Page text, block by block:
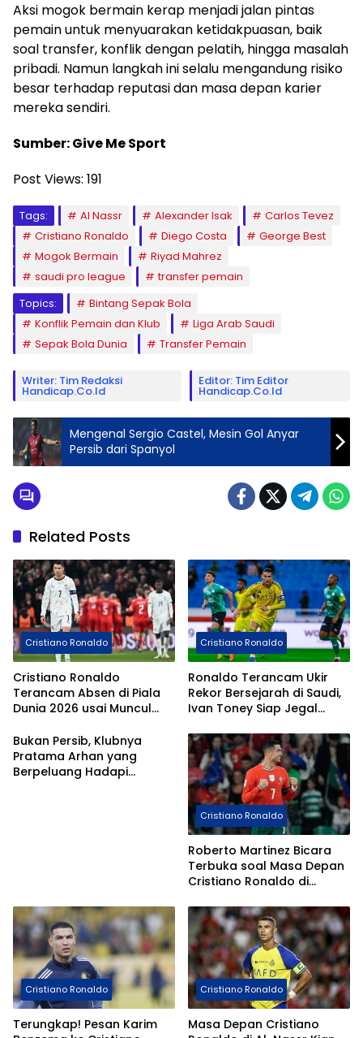
Aksi mogok bermain kerap menjadi jalan pintas
pemain untuk menyuarakan ketidakpuasan, baik
soal transfer, konflik dengan pelatih, hingga masalah
pribadi. Namun langkah ini selalu mengandung risiko
besar terhadap reputasi dan masa depan karier
mereka sendiri.
Sumber: Give Me Sport
Post Views: 191
Tags: Al Nassr Alexander Isak
Carlos Tevez
Cristiano Ronaldo
Diego Costa
George Best
Mogok Bermain
Riyad Mahrez
saudi pro league
transfer pemain
Topics:
Bintang Sepak Bola
Konflik Pemain dan Klub
Liga Arab Saudi
Sepak Bola Dunia
Transfer Pemain
Writer: Tim Redaksi
Handicap.co.id
Editor: Tim Editor
Handicap.co.id
Mengenal Sergio Castel, Mesin Gol Anyar
Persib dari Spanyol
Related Posts
Cristiano Ronaldo
Cristiano Ronaldo
Terancam Absen di Piala
Dunia 2026 usai Muncul
Mengkhawatirkan
Cristiano Ronaldo
Ronaldo Terancam Ukir
Rekor Bersejarah di Saudi,
Ivan Toney Siap Jegal
Bukan Persib, Klubnya
Pratama Arhan yang
Berpeluang Hadapi
Cristiano Ronaldo
Roberto Martinez Bicara
Terbuka soal Masa Depan
Cristiano Ronaldo di
Cristiano Ronaldo
Terungkap! Pesan Karim
Cristiano Ronaldo
Masa Depan Cristiano